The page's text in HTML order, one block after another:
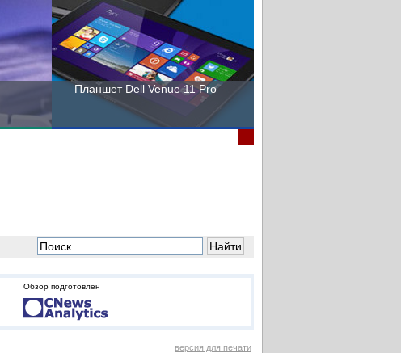
Планшет Dell Venue 11 Pro
Обзор подготовлен
версия для печати